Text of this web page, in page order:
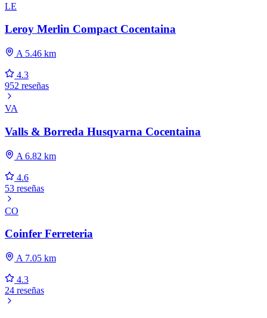
LE
Leroy Merlin Compact Cocentaina
A 5.46 km
4.3
952 reseñas
VA
Valls & Borreda Husqvarna Cocentaina
A 6.82 km
4.6
53 reseñas
CO
Coinfer Ferreteria
A 7.05 km
4.3
24 reseñas